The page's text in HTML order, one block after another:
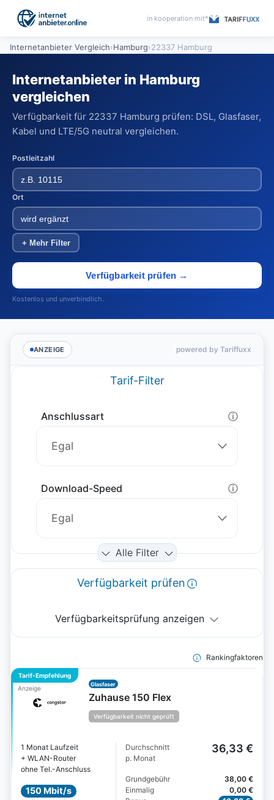
in kooperation mit*
Internetanbieter Vergleich›Hamburg›22337 Hamburg
Internetanbieter in Hamburg
vergleichen
Verfügbarkeit für 22337 Hamburg prüfen: DSL, Glasfaser,
Kabel und LTE/5G neutral vergleichen.
Postleitzahl
Ort
+ Mehr Filter
Verfügbarkeit prüfen →
Kostenlos und unverbindlich.
ANZEIGE powered by Tariffuxx